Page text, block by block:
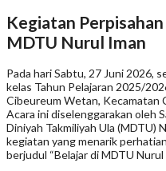
Kegiatan
MDTU Nurul Iman
Pada hari Sabtu, 27 Juni 2026,
kelas Tahun Pelajaran 2025/
Cibeureum Wetan, Kecamatan
Acara ini diselenggarakan oleh
Diniyah Takmiliyah Ula (MDTU)
kegiatan yang menarik
berjudul “Belajar di MDTU Nurul